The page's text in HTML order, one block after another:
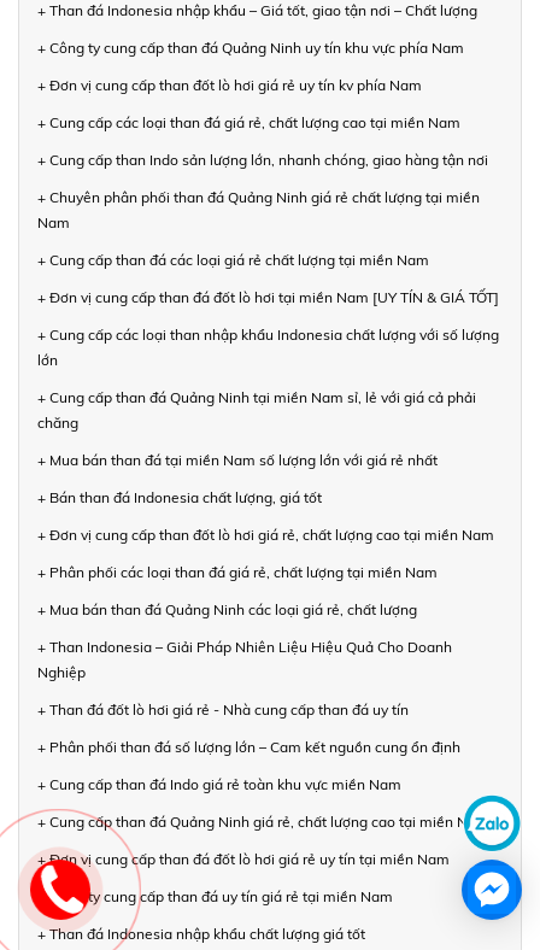
+ Than đá Indonesia nhập khẩu – Giá tốt, giao tận nơi – Chất lượng
+ Công ty cung cấp than đá Quảng Ninh uy tín khu vực phía Nam
+ Đơn vị cung cấp than đốt lò hơi giá rẻ uy tín kv phía Nam
+ Cung cấp các loại than đá giá rẻ, chất lượng cao tại miền Nam
+ Cung cấp than Indo sản lượng lớn, nhanh chóng, giao hàng tận nơi
+ Chuyên phân phối than đá Quảng Ninh giá rẻ chất lượng tại miền
Nam
+ Cung cấp than đá các loại giá rẻ chất lượng tại miền Nam
+ Đơn vị cung cấp than đá đốt lò hơi tại miền Nam [UY TÍN & GIÁ TỐT]
+ Cung cấp các loại than nhập khẩu Indonesia chất lượng với số lượng
lớn
+ Cung cấp than đá Quảng Ninh tại miền Nam sỉ, lẻ với giá cả phải
chăng
+ Mua bán than đá tại miền Nam số lượng lớn với giá rẻ nhất
+ Bán than đá Indonesia chất lượng, giá tốt
+ Đơn vị cung cấp than đốt lò hơi giá rẻ, chất lượng cao tại miền Nam
+ Phân phối các loại than đá giá rẻ, chất lượng tại miền Nam
+ Mua bán than đá Quảng Ninh các loại giá rẻ, chất lượng
+ Than Indonesia – Giải Pháp Nhiên Liệu Hiệu Quả Cho Doanh
Nghiệp
+ Than đá đốt lò hơi giá rẻ - Nhà cung cấp than đá uy tín
+ Phân phối than đá số lượng lớn – Cam kết nguồn cung ổn định
+ Cung cấp than đá Indo giá rẻ toàn khu vực miền Nam
+ Cung cấp than đá Quảng Ninh giá rẻ, chất lượng cao tại miền Nam
+ Đơn vị cung cấp than đá đốt lò hơi giá rẻ uy tín tại miền Nam
+ Công ty cung cấp than đá uy tín giá rẻ tại miền Nam
+ Than đá Indonesia nhập khẩu chất lượng giá tốt